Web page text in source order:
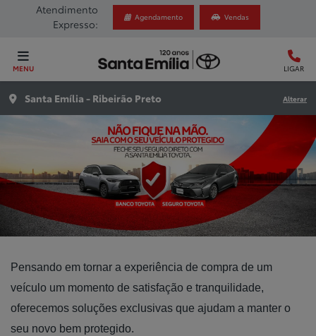
Atendimento
Expresso:
Agendamento Vendas
MENU LIGAR
Santa Emília - Ribeirão Preto Alterar
Pensando em tornar a experiência de compra de um
veículo um momento de satisfação e tranquilidade,
oferecemos soluções exclusivas que ajudam a manter o
seu novo bem protegido.